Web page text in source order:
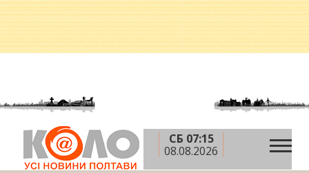
СБ 07:15
08.08.2026
Головна » 2013 рік » травень »30 травня
Календар